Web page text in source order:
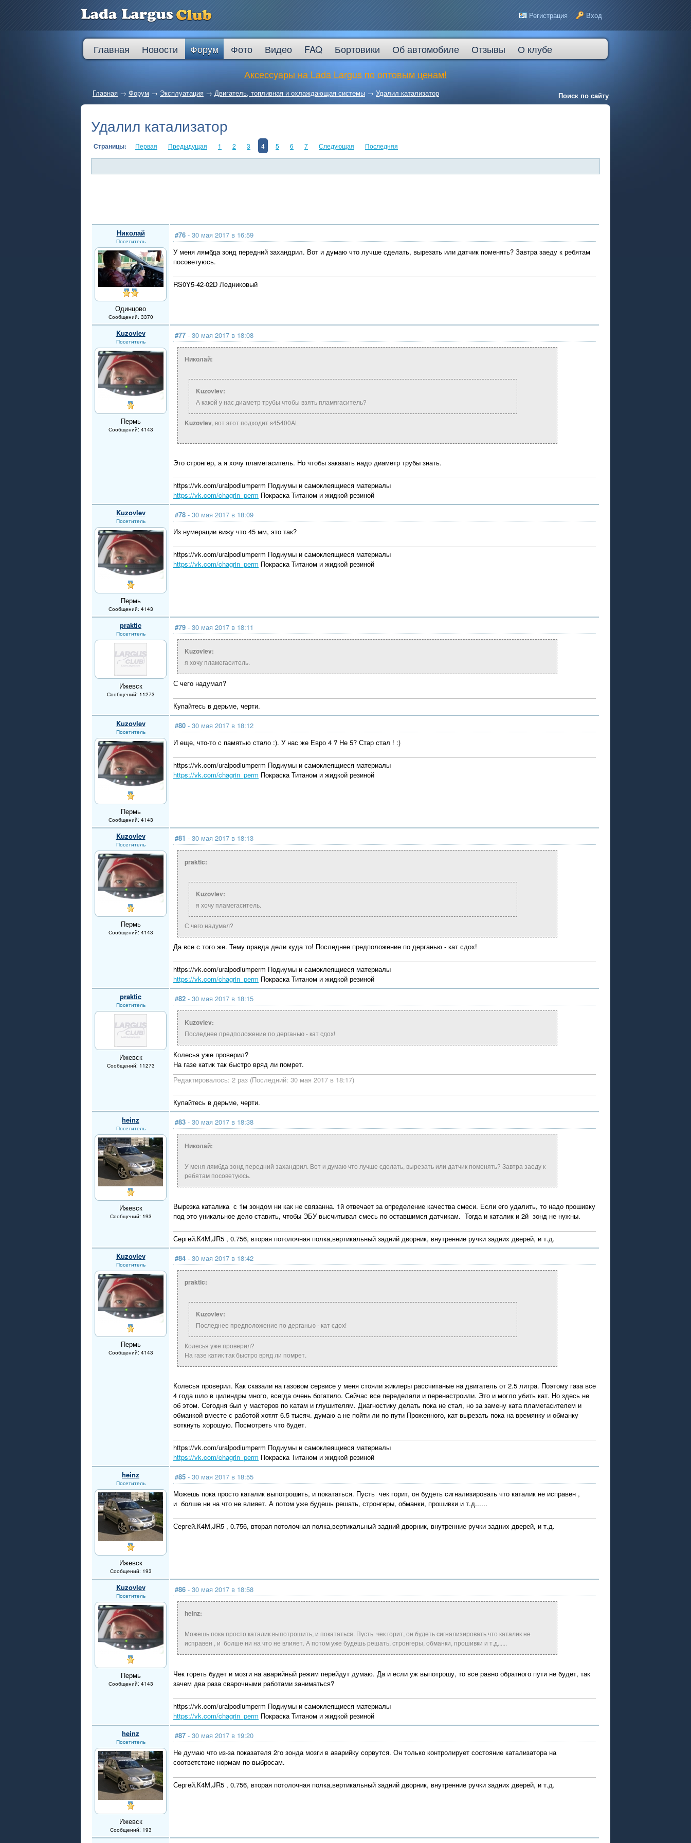
Регистрация Вход
Главная Новости Форум Фото Видео FAQ Бортовики Об автомобиле Отзывы
О клубе
Аксессуары на Lada Largus по оптовым ценам!
Главная → Форум → Эксплуатация → Двигатель, топливная и охлаждающая системы → Удалил катализатор Поиск по сайту
Удалил катализатор
Страницы: Первая Предыдущая 1 2 3 4 5 6 7 Следующая Последняя
Николай
Посетитель
Одинцово
Сообщений: 3370
#76 - 30 мая 2017 в 16:59
У меня лямбда зонд передний захандрил. Вот и думаю что лучше сделать, вырезать или датчик поменять? Завтра заеду к ребятам
посоветуюсь.
RS0Y5-42-02D Ледниковый
Kuzovlev
Посетитель
Пермь
Сообщений: 4143
#77 - 30 мая 2017 в 18:08
Николай:
Kuzovlev:
А какой у нас диаметр трубы чтобы взять пламягаситель?
Kuzovlev, вот этот подходит s45400AL
Это стронгер, а я хочу пламегаситель. Но чтобы заказать надо диаметр трубы знать.
https://vk.com/uralpodiumperm Подиумы и самоклеящиеся материалы
https://vk.com/chagrin_perm Покраска Титаном и жидкой резиной
Kuzovlev
Посетитель
Пермь
Сообщений: 4143
#78 - 30 мая 2017 в 18:09
Из нумерации вижу что 45 мм, это так?
https://vk.com/uralpodiumperm Подиумы и самоклеящиеся материалы
https://vk.com/chagrin_perm Покраска Титаном и жидкой резиной
praktic
Посетитель
Ижевск
Сообщений: 11273
#79 - 30 мая 2017 в 18:11
Kuzovlev:
я хочу пламегаситель.
С чего надумал?
Купайтесь в дерьме, черти.
Kuzovlev
Посетитель
Пермь
Сообщений: 4143
#80 - 30 мая 2017 в 18:12
И еще, что-то с памятью стало :). У нас же Евро 4 ? Не 5? Стар стал ! :)
https://vk.com/uralpodiumperm Подиумы и самоклеящиеся материалы
https://vk.com/chagrin_perm Покраска Титаном и жидкой резиной
Kuzovlev
Посетитель
Пермь
Сообщений: 4143
#81 - 30 мая 2017 в 18:13
praktic:
Kuzovlev:
я хочу пламегаситель.
С чего надумал?
Да все с того же. Тему правда дели куда то! Последнее предположение по дерганью - кат сдох!
https://vk.com/uralpodiumperm Подиумы и самоклеящиеся материалы
https://vk.com/chagrin_perm Покраска Титаном и жидкой резиной
praktic
Посетитель
Ижевск
Сообщений: 11273
#82 - 30 мая 2017 в 18:15
Kuzovlev:
Последнее предположение по дерганью - кат сдох!
Колесья уже проверил?
На газе катик так быстро вряд ли помрет.
Редактировалось: 2 раз (Последний: 30 мая 2017 в 18:17)
Купайтесь в дерьме, черти.
heinz
Посетитель
Ижевск
Сообщений: 193
#83 - 30 мая 2017 в 18:38
Николай:
У меня лямбда зонд передний захандрил. Вот и думаю что лучше сделать, вырезать или датчик поменять? Завтра заеду к
ребятам посоветуюсь.
Вырезка каталика с 1м зондом ни как не связанна. 1й отвечает за определение качества смеси. Если его удалить, то надо прошивку
под это уникальное дело ставить, чтобы ЭБУ высчитывал смесь по оставшимся датчикам. Тогда и каталик и 2й зонд не нужны.
Сергей.К4М,JR5 , 0.756, вторая потолочная полка,вертикальный задний дворник, внутренние ручки задних дверей, и т.д.
Kuzovlev
Посетитель
Пермь
Сообщений: 4143
#84 - 30 мая 2017 в 18:42
praktic:
Kuzovlev:
Последнее предположение по дерганью - кат сдох!
Колесья уже проверил?
На газе катик так быстро вряд ли помрет.
Колесья проверил. Как сказали на газовом сервисе у меня стояли жиклеры рассчитаные на двигатель от 2.5 литра. Поэтому газа все
4 года шло в цилиндры много, всегда очень богатило. Сейчас все переделали и перенастроили. Это и могло убить кат. Но здесь не
об этом. Сегодня был у мастеров по катам и глушителям. Диагностику делать пока не стал, но за замену ката пламегасителем и
обманкой вместе с работой хотят 6.5 тысяч. думаю а не пойти ли по пути Проженного, кат вырезать пока на времянку и обманку
воткнуть хорошую. Посмотреть что будет.
https://vk.com/uralpodiumperm Подиумы и самоклеящиеся материалы
https://vk.com/chagrin_perm Покраска Титаном и жидкой резиной
heinz
Посетитель
Ижевск
Сообщений: 193
#85 - 30 мая 2017 в 18:55
Можешь пока просто каталик выпотрошить, и покататься. Пусть чек горит, он будеть сигнализировать что каталик не исправен ,
и болше ни на что не влияет. А потом уже будешь решать, стронгеры, обманки, прошивки и т.д......
Сергей.К4М,JR5 , 0.756, вторая потолочная полка,вертикальный задний дворник, внутренние ручки задних дверей, и т.д.
Kuzovlev
Посетитель
Пермь
Сообщений: 4143
#86 - 30 мая 2017 в 18:58
heinz:
Можешь пока просто каталик выпотрошить, и покататься. Пусть чек горит, он будеть сигнализировать что каталик не
исправен , и болше ни на что не влияет. А потом уже будешь решать, стронгеры, обманки, прошивки и т.д......
Чек гореть будет и мозги на аварийный режим перейдут думаю. Да и если уж выпотрошу, то все равно обратного пути не будет, так
зачем два раза сварочными работами заниматься?
https://vk.com/uralpodiumperm Подиумы и самоклеящиеся материалы
https://vk.com/chagrin_perm Покраска Титаном и жидкой резиной
heinz
Посетитель
Ижевск
Сообщений: 193
#87 - 30 мая 2017 в 19:20
Не думаю что из-за показателя 2го зонда мозги в аварийку сорвутся. Он только контролирует состояние катализатора на
соответствие нормам по выбросам.
Сергей.К4М,JR5 , 0.756, вторая потолочная полка,вертикальный задний дворник, внутренние ручки задних дверей, и т.д.